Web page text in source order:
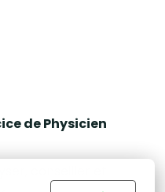
de Physicien